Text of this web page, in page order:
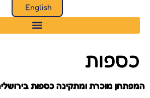
English
כספות
המפתחן מוכרת ומתקינה כספות